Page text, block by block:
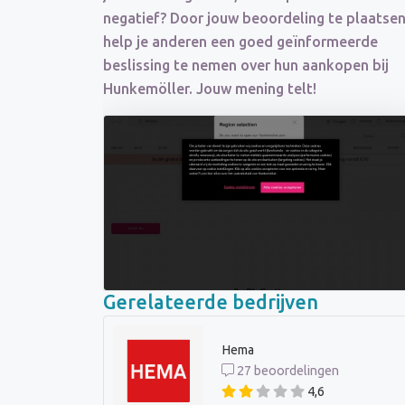
negatief? Door jouw beoordeling te
help je anderen een goed geïnformeerde
beslissing te nemen over hun aankopen bij
Hunkemöller. Jouw mening telt!
Gerelateerde bedrijven
Hema
27 beoordelingen
4,6